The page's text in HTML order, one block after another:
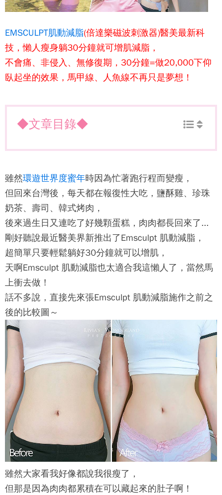
EMSCULPT肌動減脂(倍達樂磁波刺激器)醫美最新科
技，懶人瘦身躺30分鐘就可增肌減脂，
不會痛、非侵入、無修復期，30分鐘=做20,000下仰
臥起坐的效果，馬甲線、人魚線不再只是夢想！
◆文章目錄◆
雖然環遊世界度蜜年時因為忙著跑行程而變瘦，
但回來台灣後，每天都在報復性大吃，鹽酥雞、珍珠
奶茶、壽司、韓式烤肉，
後來過生日又連吃了好幾顆蛋糕，肉肉都長回來了...
剛好聽說最近醫美界新推出了Emsculpt 肌動減脂 ，
超簡單只要輕鬆躺好30分鐘就可以增肌，
天啊Emsculpt 肌動減脂也太適合我這懶人了，當然馬
上衝去做！
話不多說，直接先來張Emsculpt 肌動減脂施作之前之
後的比較圖～
雖然大家看我好像都說我很瘦了，
但那是因為肉肉都累積在可以藏起來的肚子啊！